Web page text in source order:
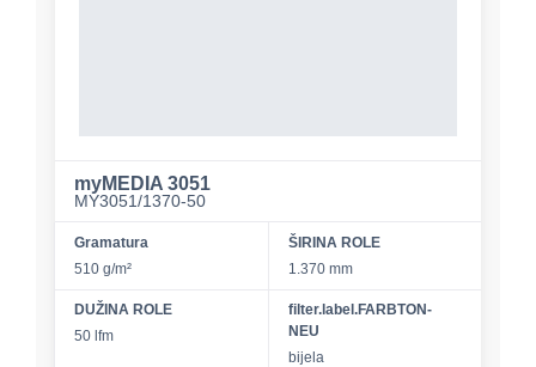
myMEDIA 3051
MY3051/1370-50
Gramatura
510 g/m²
ŠIRINA ROLE
1.370 mm
DUŽINA ROLE
50 lfm
filter.label.FARBTON-
NEU
bijela